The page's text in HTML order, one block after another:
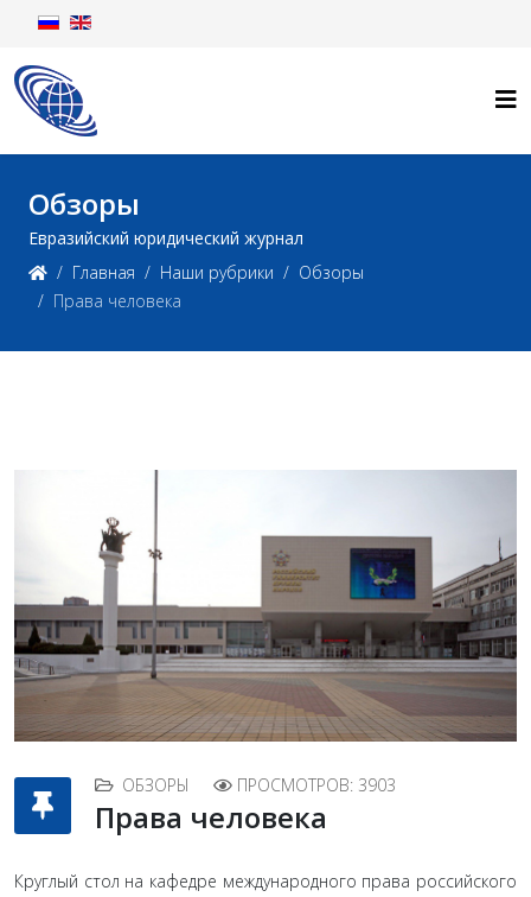
Обзоры
Евразийский юридический журнал
Главная
Наши рубрики
Обзоры
Права человека
ОБЗОРЫ ПРОСМОТРОВ: 3903
Права человека
Круглый стол на кафедре международного права российского